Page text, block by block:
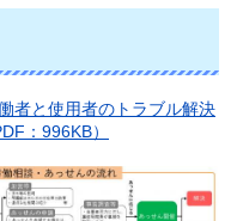
者と使用者のトラブル解決
：996KB）